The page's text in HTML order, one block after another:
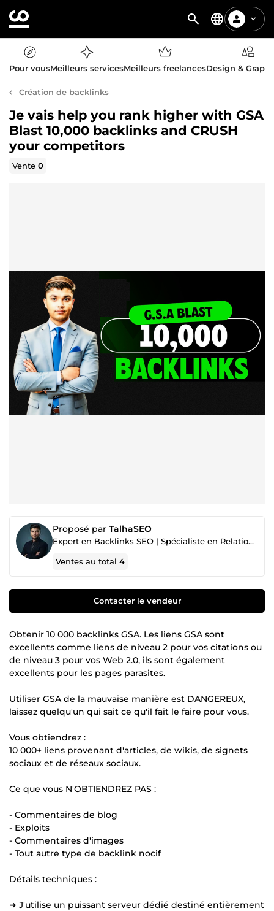
Pour vousMeilleurs servicesMeilleurs freelancesDesign &
Création de backlinks
Je vais help you rank higher with GSA
Blast 10,000 backlinks and CRUSH
your competitors
Vente0
Proposé par TalhaSEO
Expert en Backlinks SEO | Spécialiste en Relations Publiques Digitales | 4 Ans d'Expérience
Ventes au total4
Contacter le vendeur
Obtenir 10 000 backlinks GSA. Les liens GSA sont
excellents comme liens de niveau 2 pour vos citations ou
de niveau 3 pour vos Web 2.0, ils sont également
excellents pour les pages parasites.
Utiliser GSA de la mauvaise manière est DANGEREUX,
laissez quelqu'un qui sait ce qu'il fait le faire pour vous.
Vous obtiendrez :
10 000+ liens provenant d'articles, de wikis, de signets
sociaux et de réseaux sociaux.
Ce que vous N'OBTIENDREZ PAS :
- Commentaires de blog
- Exploits
- Commentaires d'images
- Tout autre type de backlink nocif
Détails techniques :
➜ J'utilise un puissant serveur dédié destiné entièrement